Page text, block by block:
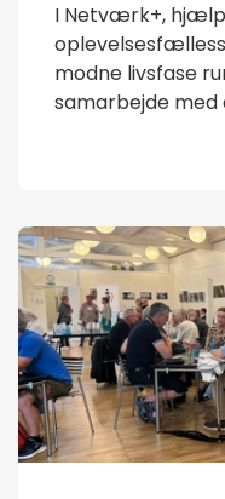
I Netværk+,
modne livsfase
samarbejde med